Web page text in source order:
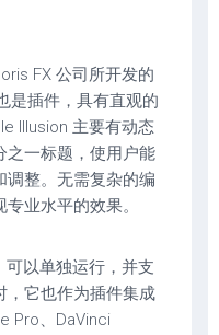
FX 公司所开发的
是插件，具有直观的
Illusion 主要有动态
之一标题，使用户能
调整。无需复杂的编
业水平的效果。
可以单独运行，并支
，它也作为插件集成
Pro、DaVinci